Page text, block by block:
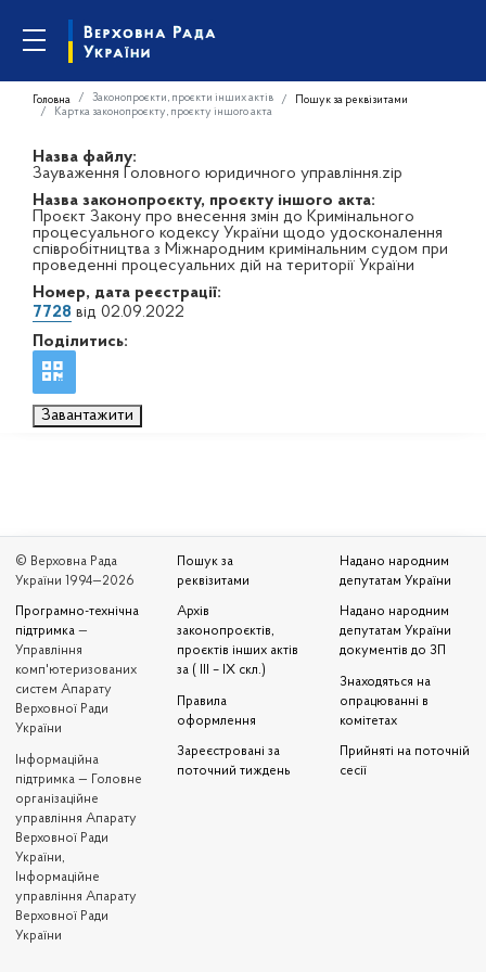
Головна Законопроєкти, проєкти інших актів
Пошук за реквізитами
Картка законопроєкту, проєкту іншого акта
Назва файлу:
Зауваження Головного юридичного управління.zip
Назва законопроєкту, проєкту іншого акта:
Проєкт Закону про внесення змін до Кримінального
процесуального кодексу України щодо удосконалення
співробітництва з Міжнародним кримінальним судом при
проведенні процесуальних дій на території України
Номер, дата реєстрації:
7728 від 02.09.2022
Поділитись:
Завантажити
© Верховна Рада
України 1994—2026
Програмно-технічна
підтримка —
Управління
комп'ютеризованих
систем Апарату
Верховної Ради
України
Iнформаційна
підтримка — Головне
організаційне
управління Апарату
Верховної Ради
України,
Інформаційне
управління Апарату
Верховної Ради
України
Пошук за
реквізитами
Архів
законопроєктів,
проєктів інших актів
за ( III – IX скл.)
Правила
оформлення
Зареєстровані за
поточний тиждень
Надано народним
депутатам України
Надано народним
депутатам України
документів до ЗП
Знаходяться на
опрацюванні в
комітетах
Прийняті на поточній
сесії